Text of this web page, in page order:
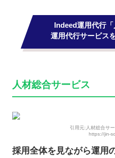
Indeed運用代行
運用代行サービス
人材総合サービス
引用元:人材総合サ
https://jin-
採用全体を見ながら運用